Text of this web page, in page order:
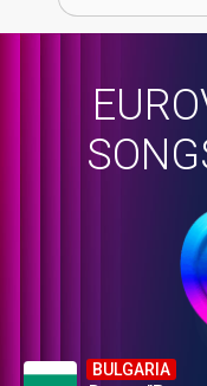
BULGARIA